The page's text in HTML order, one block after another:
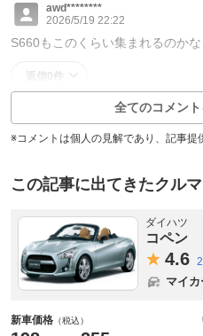
awd********
2026/5/19 22:22
S660もこのくらい集まれるのかな
返信0件
全てのコメント
※コメントは個人の見解であり、記事提
この記事に出てきたクルマ
ダイハツ
コペン
4.6
マイ
新車価格 （税込）